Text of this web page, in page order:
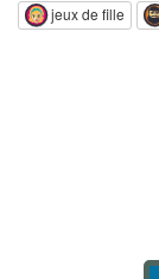
jeux de fille